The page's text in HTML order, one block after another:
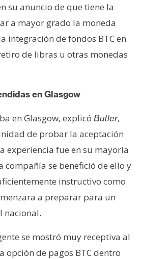
su anuncio de que tiene la
a mayor grado la moneda
integración de fondos BTC en
de libras u otras monedas
en Glasgow
en Glasgow, explicó Butler,
de probar la aceptación
experiencia fue en su mayoría
compañía se benefició de ello y
instructivo como
a preparar para un
nacional.
se mostró muy receptiva al
opción de pagos BTC dentro